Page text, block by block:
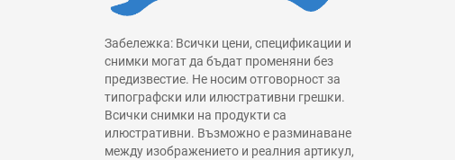
Забележка: Всички цени, спецификации и
снимки могат да бъдат променяни без
предизвестие. Не носим отговорност за
типографски или илюстративни грешки.
Всички снимки на продукти са
илюстративни. Възможно е разминаване
между изображението и реалния артикул,